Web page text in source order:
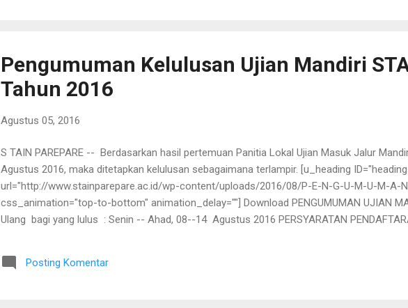
Pengumuman Kelulusan Ujian Mandiri
Tahun 2016
Agustus 05, 2016
S TAIN PAREPARE -- Berdasarkan hasil pertemuan Panitia Lokal Ujian Masuk Jalur
Agustus 2016, maka ditetapkan kelulusan sebagaimana terlampir. [u_heading
url="http://www.stainparepare.ac.id/wp-content/uploads/2016/08/P-E-N-G-U-M-U-M-A-
css_animation="top-to-bottom" animation_delay=""] Download PENGUMUMAN UJIAN
Ulang bagi yang lulus : Senin -- Ahad, 08--14 Agustus 2016 PERSYARATAN
dapat menyetor fotocopy SKHU/SKL yang sudah dilegalisir) sebanyak 1 lembar.
sebesar Rp. 975.000. Khusus Prodi Tadris Bahasa Inggris (TBI) dan Perbankan Syariah,
Posting Komentar